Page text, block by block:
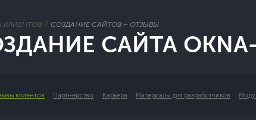
КЛИЕНТОВ СОЗДАНИЕ САЙТОВ – ОТЗЫВЫ
САЙТА OKNA-
клиентов Партнерство Карьера Материалы для разработчиков